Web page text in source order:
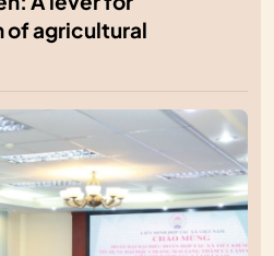
of agricultural